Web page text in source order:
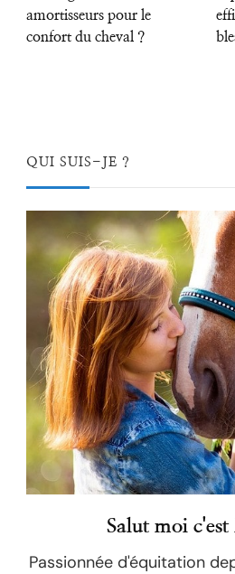
amortisseurs pour le
confort du cheval ?
QUI SUIS-JE ?
Salut moi
Passionnée d'équitation